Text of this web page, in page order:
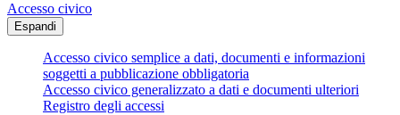
Accesso civico
Espandi
Accesso civico semplice a dati, documenti e informazioni
soggetti a pubblicazione obbligatoria
Accesso civico generalizzato a dati e documenti ulteriori
Registro degli accessi